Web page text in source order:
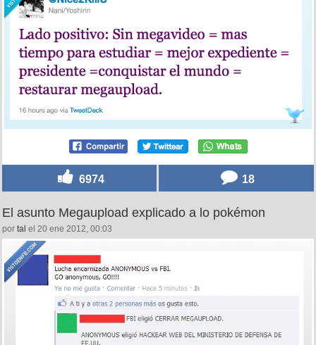
6974 18
El asunto Megaupload explicado a lo pokémon
por tal el 20 ene 2012, 00:03